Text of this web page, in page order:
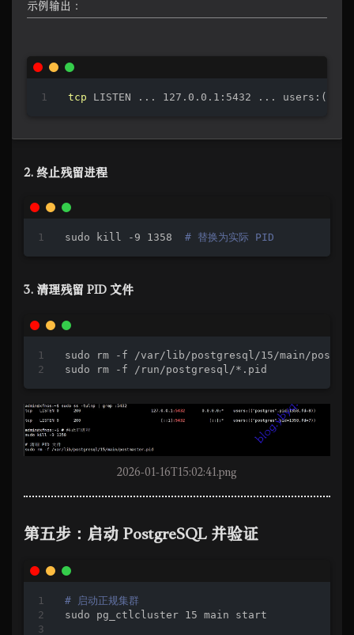
示例输出：
tcp LISTEN ... 127.0.0.1:5432 ... users:((
2. 终止残留进程
sudo kill -9 1358 # 替换为实际 PID
3. 清理残留 PID 文件
sudo rm -f /var/lib/postgresql/15/main/
sudo rm -f /run/postgresql/*.pid
2026-01-16T15:02:41.png
第五步：启动 PostgreSQL 并验证
# 启动正规集群
sudo pg_ctlcluster 15 main start